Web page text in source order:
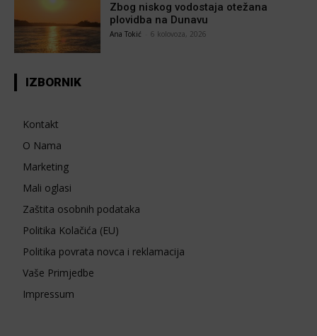
Zbog niskog vodostaja otežana
plovidba na Dunavu
Ana Tokić 6 kolovoza, 2026
IZBORNIK
Kontakt
O Nama
Marketing
Mali oglasi
Zaštita osobnih podataka
Politika Kolačića (EU)
Politika povrata novca i reklamacija
Vaše Primjedbe
Impressum